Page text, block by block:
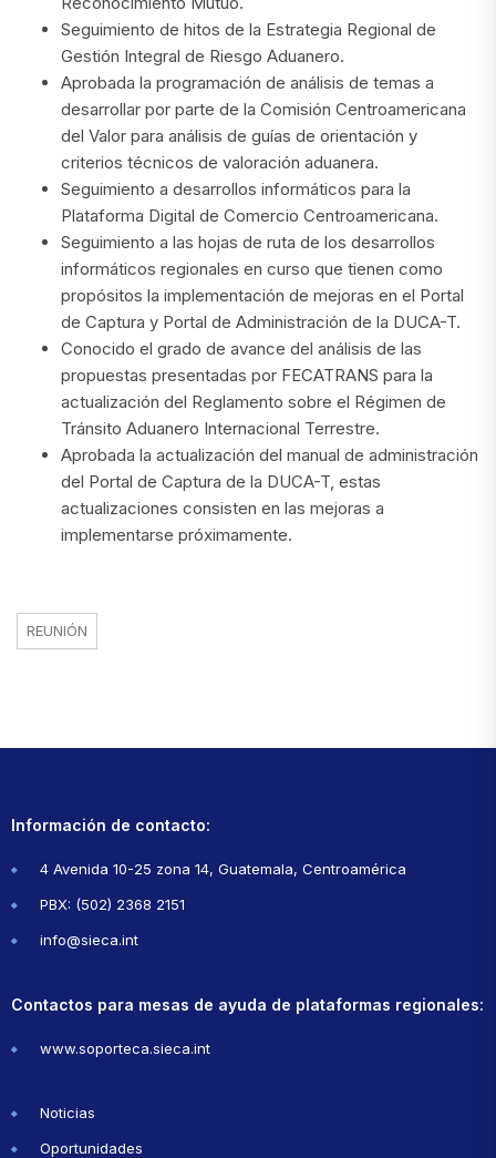
Seguimiento de hitos de la Estrategia Regional de
Gestión Integral de Riesgo Aduanero.
Aprobada la programación de análisis de temas a
desarrollar por parte de la Comisión Centroamericana
del Valor para análisis de guías de orientación y
criterios técnicos de valoración aduanera.
Seguimiento a desarrollos informáticos para la
Plataforma Digital de Comercio Centroamericana.
Seguimiento a las hojas de ruta de los desarrollos
informáticos regionales en curso que tienen como
propósitos la implementación de mejoras en el Portal
de Captura y Portal de Administración de la DUCA-T.
Conocido el grado de avance del análisis de las
propuestas presentadas por FECATRANS para la
actualización del Reglamento sobre el Régimen de
Tránsito Aduanero Internacional Terrestre.
Aprobada la actualización del manual de administración
del Portal de Captura de la DUCA-T, estas
actualizaciones consisten en las mejoras a
implementarse próximamente.
REUNIÓN
Información de contacto:
4 Avenida 10-25 zona 14, Guatemala, Centroamérica
PBX: (502) 2368 2151
info@sieca.int
Contactos para mesas de ayuda de plataformas regionales:
www.soporteca.sieca.int
Noticias
Oportunidades